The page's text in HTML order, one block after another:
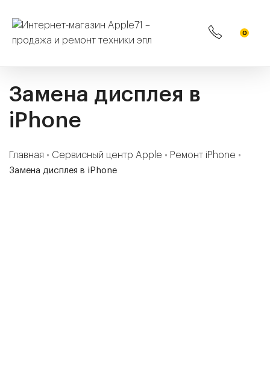
0
Замена дисплея в
iPhone
Главная • Сервисный центр Apple • Ремонт iPhone •
Замена дисплея в iPhone